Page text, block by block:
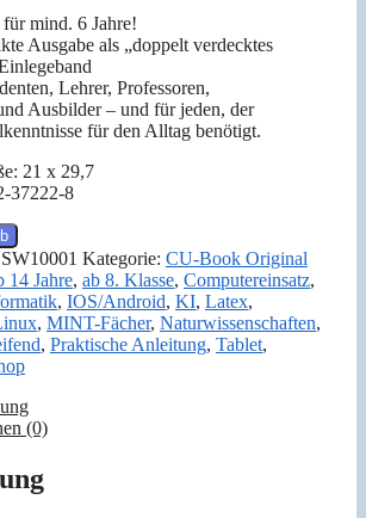
mind. 6 Jahre!
Ausgabe als „doppelt verdecktes
Lehrer, Professoren,
Ausbilder – und für jeden, der
für den Alltag benötigt.
21 x 29,7
37222-8
SW10001 Kategorie: CU-Book Original
14 Jahre, ab 8. Klasse, Computereinsatz,
, IOS/Android, KI, Latex,
, MINT-Fächer, Naturwissenschaften,
, Praktische Anleitung, Tablet,
(0)